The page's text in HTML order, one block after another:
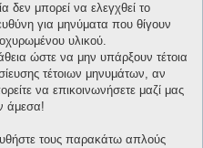
δεν μπορεί να ελεγχθεί το
για μηνύματα που θίγουν
υλικού.
ώστε να μην υπάρξουν τέτοια
τέτοιων μηνυμάτων, αν
να επικοινωνήσετε μαζί μας
άμεσα!
τους παρακάτω απλούς